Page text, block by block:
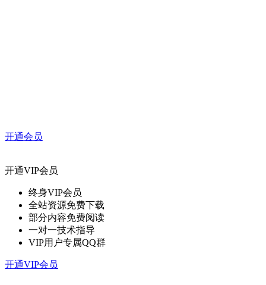
开通会员
开通VIP会员
终身VIP会员
全站资源免费下载
部分内容免费阅读
一对一技术指导
VIP用户专属QQ群
开通VIP会员